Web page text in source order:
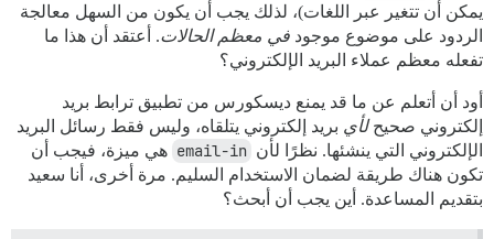
يمكن أن تتغير عبر اللغات)، لذلك يجب أن يكون من السهل معالجة
الردود على موضوع موجود في معظم الحالات. أعتقد أن هذا ما
تفعله معظم عملاء البريد الإلكتروني؟
أود أن أتعلم عن ما قد يمنع ديسكورس من تطبيق ترابط بريد
إلكتروني صحيحلأي بريد إلكتروني يتلقاه، وليس فقط رسائل البريد
الإلكتروني التي ينشئها. نظرًا لأن email-in هي ميزة، فيجب أن
تكون هناك طريقة لضمان الاستخدام السليم. مرة أخرى، أنا سعيد
بتقديم المساعدة. أين يجب أن أبحث؟